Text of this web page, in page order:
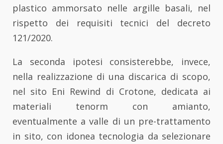
plastico ammorsato nelle argille basali, nel
rispetto dei requisiti tecnici del decreto
121/2020.
La seconda ipotesi consisterebbe, invece,
nella realizzazione di una discarica di scopo,
nel sito Eni Rewind di Crotone, dedicata ai
materiali tenorm con amianto,
eventualmente a valle di un pre-trattamento
in sito, con idonea tecnologia da selezionare